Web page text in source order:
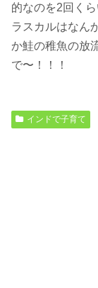
的なのを2回く
ラスカルはなん
か鮭の稚魚の放
で〜！！！
インドで子育て